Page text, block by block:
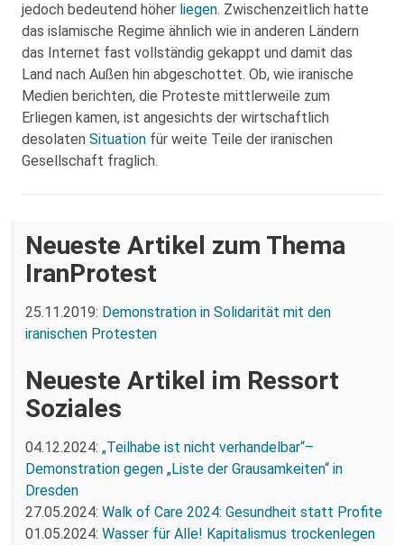
jedoch bedeutend höher liegen. Zwischenzeitlich hatte
das islamische Regime ähnlich wie in anderen Ländern
das Internet fast vollständig gekappt und damit das
Land nach Außen hin abgeschottet. Ob, wie iranische
Medien berichten, die Proteste mittlerweile zum
Erliegen kamen, ist angesichts der wirtschaftlich
desolaten Situation für weite Teile der iranischen
Gesellschaft fraglich.
Neueste Artikel zum Thema
IranProtest
25.11.2019: Demonstration in Solidarität mit den
iranischen Protesten
Neueste Artikel im Ressort
Soziales
04.12.2024: „Teilhabe ist nicht verhandelbar“–
Demonstration gegen „Liste der Grausamkeiten“ in
Dresden
27.05.2024: Walk of Care 2024: Gesundheit statt Profite
01.05.2024: Wasser für Alle! Kapitalismus trockenlegen